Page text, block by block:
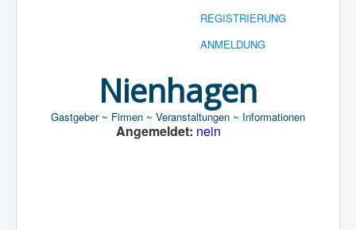
REGISTRIERUNG
ANMELDUNG
Nienhagen
Gastgeber ~ Firmen ~ Veranstaltungen ~ Informationen
Angemeldet: nein